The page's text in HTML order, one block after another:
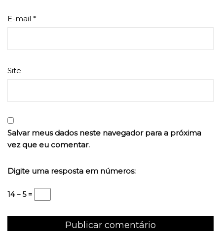
E-mail *
Site
Salvar meus dados neste navegador para a próxima
vez que eu comentar.
Digite uma resposta em números:
14 − 5 =